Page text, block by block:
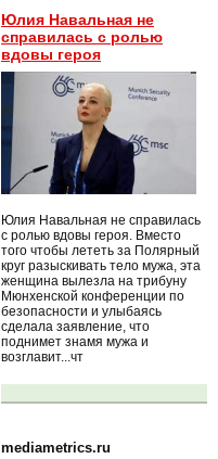
Юлия Навальная не
справилась с ролью
вдовы героя
Юлия Навальная не справилась
с ролью вдовы героя. Вместо
того чтобы лететь за Полярный
круг разыскивать тело мужа, эта
женщина вылезла на трибуну
Мюнхенской конференции по
безопасности и улыбаясь
сделала заявление, что
поднимет знамя мужа и
возглавит...чт
mediametrics.ru